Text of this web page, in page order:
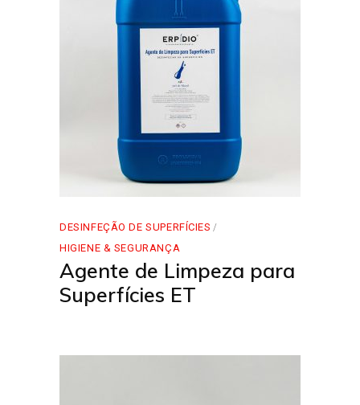
DESINFEÇÃO DE SUPERFÍCIES
HIGIENE & SEGURANÇA
Agente de Limpeza para
Superfícies ET